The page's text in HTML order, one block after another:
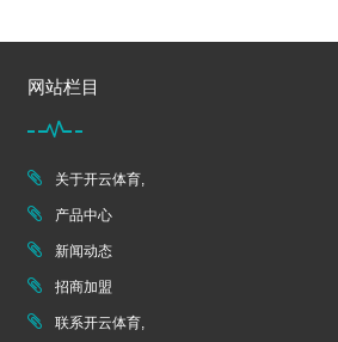
网站栏目
关于开云体育,
产品中心
新闻动态
招商加盟
联系开云体育,